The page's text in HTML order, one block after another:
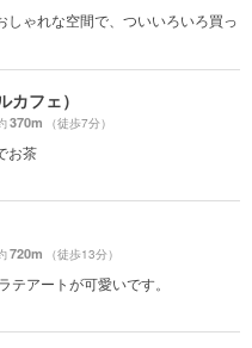
しゃれな空間で、ついいろいろ買っ
フェ）
370m （徒歩7分）
お茶
720m （徒歩13分）
テアートが可愛いです。